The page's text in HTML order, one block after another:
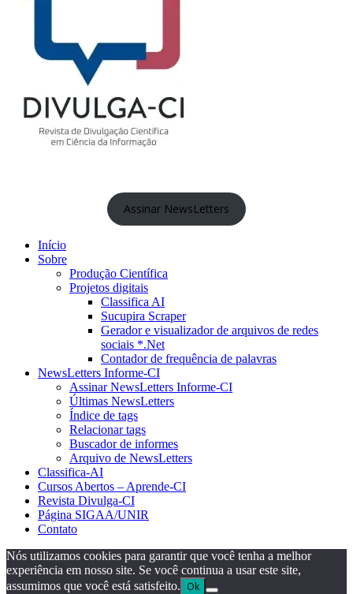
Assinar NewsLetters
Início
Sobre
Produção Científica
Projetos digitais
Classifica AI
Sucupira Scraper
Gerador e visualizador de arquivos de redes
sociais *.Net
Contador de frequência de palavras
NewsLetters Informe-CI
Assinar NewsLetters Informe-CI
Últimas NewsLetters
Índice de tags
Relacionar tags
Buscador de informes
Arquivo de NewsLetters
Classifica-AI
Cursos Abertos – Aprende-CI
Revista Divulga-CI
Página SIGAA/UNIR
Contato
Nós utilizamos cookies para garantir que você tenha a melhor
experiência em nosso site. Se você continua a usar este site,
assumimos que você está satisfeito. Ok